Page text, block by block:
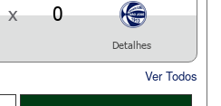
x 0
Detalhes
Ver Todos